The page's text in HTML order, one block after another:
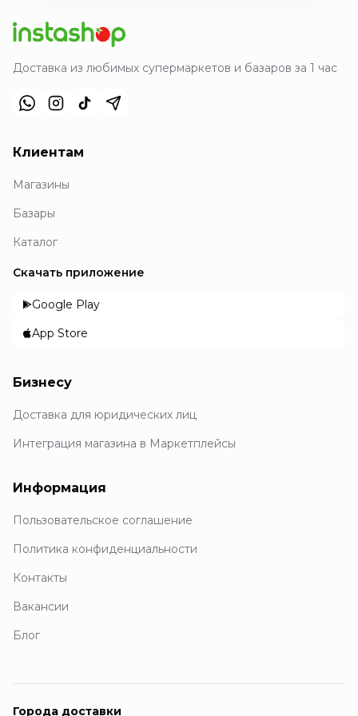
Доставка из любимых супермаркетов и базаров за 1 час
Клиентам
Магазины
Базары
Каталог
Скачать приложение
Google Play
App Store
Бизнесу
Доставка для юридических лиц
Интеграция магазина в Маркетплейсы
Информация
Пользовательское соглашение
Политика конфиденциальности
Контакты
Вакансии
Блог
Города доставки